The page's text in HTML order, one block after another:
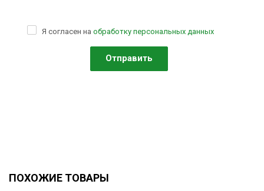
Я согласен на обработку персональных данных
ПОХОЖИЕ ТОВАРЫ